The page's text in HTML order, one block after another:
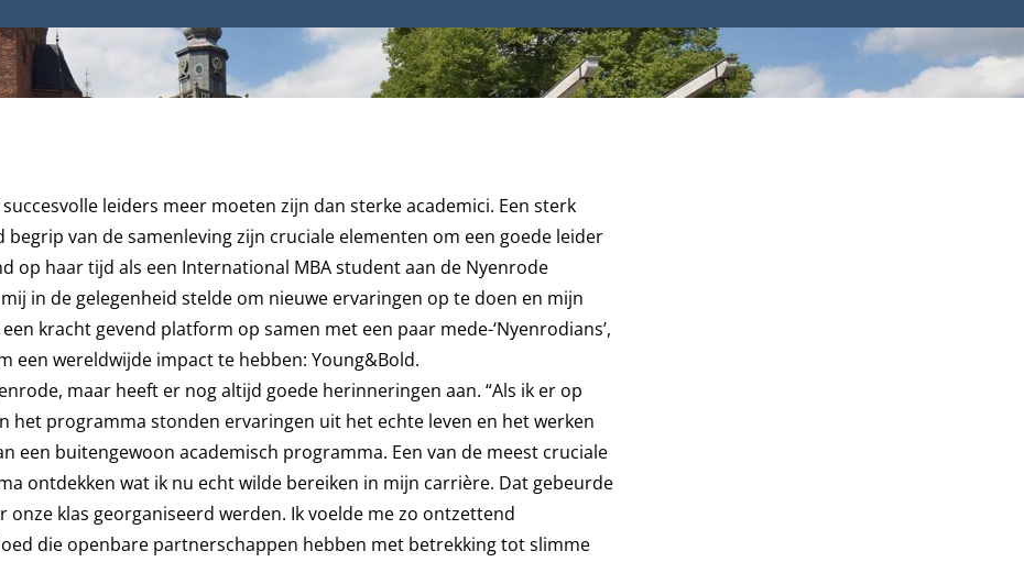
leiders meer moeten zijn dan sterke academici. Een sterk
van de samenleving zijn cruciale elementen om een goede leider
op haar tijd als een International MBA student aan de Nyenrode
in de gelegenheid stelde om nieuwe ervaringen op te doen en mijn
kracht gevend platform op samen met een paar mede-‘Nyenrodians’,
een wereldwijde impact te hebben: Young&Bold.
maar heeft er nog altijd goede herinneringen aan. “Als ik er op
het programma stonden ervaringen uit het echte leven en het werken
een buitengewoon academisch programma. Een van de meest cruciale
ontdekken wat ik nu echt wilde bereiken in mijn carrière. Dat gebeurde
onze klas georganiseerd werden. Ik voelde me zo ontzettend
die openbare partnerschappen hebben met betrekking tot slimme